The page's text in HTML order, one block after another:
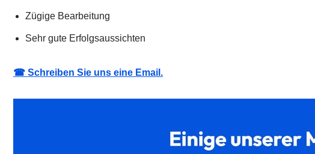
Zügige Bearbeitung
Sehr gute Erfolgsaussichten
☎ Schreiben Sie uns eine Email.